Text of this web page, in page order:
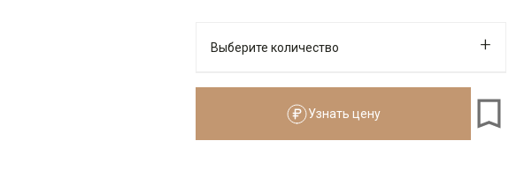
Выберите количество
Узнать цену